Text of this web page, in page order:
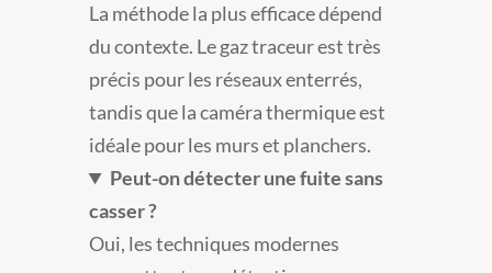
La méthode la plus efficace dépend
du contexte. Le gaz traceur est très
précis pour les réseaux enterrés,
tandis que la caméra thermique est
idéale pour les murs et planchers.
Peut-on détecter une fuite sans
casser ?
Oui, les techniques modernes